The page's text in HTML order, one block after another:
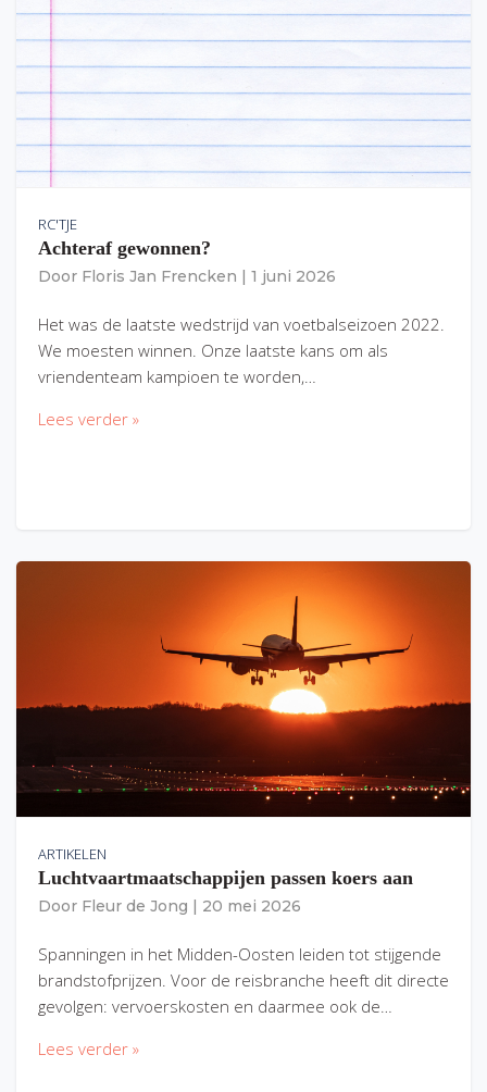
RC'TJE
Achteraf gewonnen?
Door Floris Jan Frencken 1 juni 2026
Het was de laatste wedstrijd van voetbalseizoen 2022.
We moesten winnen. Onze laatste kans om als
vriendenteam kampioen te worden,…
Lees verder »
ARTIKELEN
Luchtvaartmaatschappijen passen koers aan
Door Fleur de Jong 20 mei 2026
Spanningen in het Midden-Oosten leiden tot stijgende
brandstofprijzen. Voor de reisbranche heeft dit directe
gevolgen: vervoerskosten en daarmee ook de…
Lees verder »